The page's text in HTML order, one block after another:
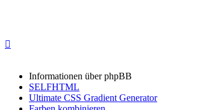
Informationen über phpBB
SELFHTML
Ultimate CSS Gradient Generator